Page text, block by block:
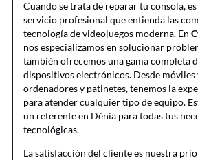
Cuando se trata de reparar tu consola,
servicio profesional que entienda las
tecnología de videojuegos moderna. En
nos especializamos en solucionar
también ofrecemos una gama completa
dispositivos electrónicos. Desde móviles
ordenadores y patinetes, tenemos la
para atender cualquier tipo de equipo.
un referente en Dénia para todas tus
tecnológicas.
La satisfacción del cliente es nuestra